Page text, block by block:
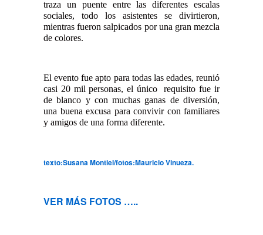
traza un puente entre las diferentes escalas
sociales, todo los asistentes se divirtieron,
mientras fueron salpicados por una gran mezcla
de colores.
El evento fue apto para todas las edades, reunió
casi 20 mil personas, el único requisito fue ir
de blanco y con muchas ganas de diversión,
una buena excusa para convivir con familiares
y amigos de una forma diferente.
texto:Susana Montiel/fotos:Mauricio Vinueza.
VER MÁS FOTOS …..